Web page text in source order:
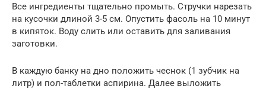
Все ингредиенты тщательно промыть. Стручки нарезать
на кусочки длиной 3-5 см. Опустить фасоль на 10 минут
в кипяток. Воду слить или оставить для заливания
заготовки.
В каждую банку на дно положить чеснок (1 зубчик на
литр) и пол-таблетки аспирина. Далее выложить